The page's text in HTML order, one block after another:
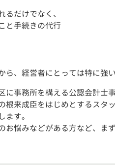
だけでなく、
と手続きの代行
、経営者にとっては特に強
事務所を構える公認会計士事
根来成臣をはじめとするスタ
す。
悩みなどがある方など、ま